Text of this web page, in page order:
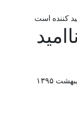
طراحی آیفون 7 ناامید